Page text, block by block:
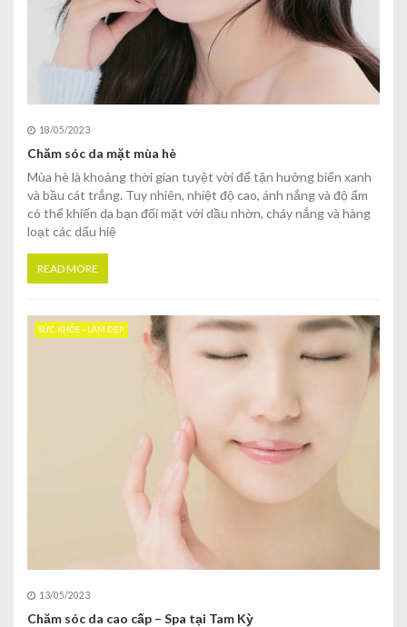
18/05/2023
Chăm sóc da mặt mùa hè
Mùa hè là khoảng thời gian tuyệt vời để tận hưởng biển xanh
và bầu cát trắng. Tuy nhiên, nhiệt độ cao, ánh nắng và độ ẩm
có thể khiến da bạn đối mặt với dầu nhờn, cháy nắng và hàng
loạt các dấu hiệ
READ MORE
SỨC KHỎE - LÀM ĐẸP
13/05/2023
Chăm sóc da cao cấp – Spa tại Tam Kỳ